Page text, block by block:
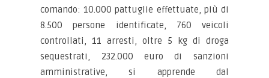
comando: 10.000 pattuglie effettuate, più di
8.500 persone identificate, 760 veicoli
controllati, 11 arresti, oltre 5 kg di droga
sequestrati, 232.000 euro di sanzioni
amministrative, si apprende dal